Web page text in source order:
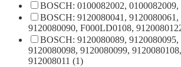
BOSCH: 0100082002,
BOSCH: 9120080041, 9120080061,
9120080090, F000LD0108,
BOSCH: 9120080089, 9120080095,
9120080098, 9120080099,
912008011 (1)